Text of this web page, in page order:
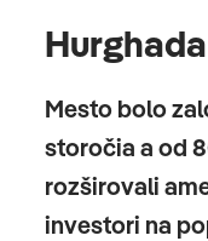
Hurghada
Mesto bolo
storočia a od
rozširovali
investori na